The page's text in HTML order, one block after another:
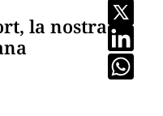
la nostra